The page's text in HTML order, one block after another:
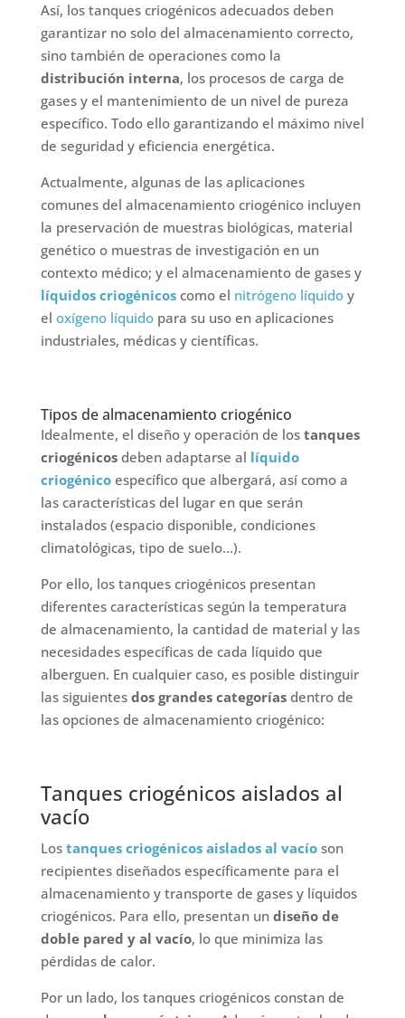
Así, los tanques criogénicos adecuados deben
garantizar no solo del almacenamiento correcto,
sino también de operaciones como la
distribución interna, los procesos de carga de
gases y el mantenimiento de un nivel de pureza
específico. Todo ello garantizando el máximo nivel
de seguridad y eficiencia energética.
Actualmente, algunas de las aplicaciones
comunes del almacenamiento criogénico incluyen
la preservación de muestras biológicas, material
genético o muestras de investigación en un
contexto médico; y el almacenamiento de gases y
líquidos criogénicos como el nitrógeno líquidoy
el oxígeno líquidopara su uso en aplicaciones
industriales, médicas y científicas.
Tipos de almacenamiento criogénico
Idealmente, el diseño y operación de los tanques
criogénicosdeben adaptarse al líquido
criogénicoespecífico que albergará, así como a
las características del lugar en que serán
instalados (espacio disponible, condiciones
climatológicas, tipo de suelo…).
Por ello, los tanques criogénicos presentan
diferentes características según la temperatura
de almacenamiento, la cantidad de material y las
necesidades específicas de cada líquido que
alberguen. En cualquier caso, es posible distinguir
las siguientes dos grandes categoríasdentro de
las opciones de almacenamiento criogénico:
Tanques criogénicos aislados al
vacío
Los tanques criogénicos aislados al vacíoson
recipientes diseñados específicamente para el
almacenamiento y transporte de gases y líquidos
criogénicos. Para ello, presentan un diseño de
doble pared y al vacío, lo que minimiza las
pérdidas de calor.
Por un lado, los tanques criogénicos constan de